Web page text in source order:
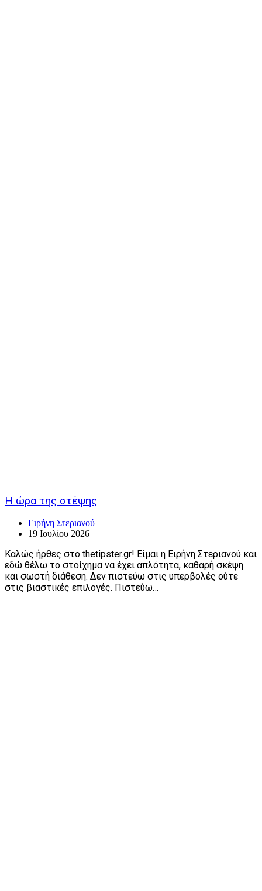
Η ώρα της στέψης
Ειρήνη Στεριανού
19 Ιουλίου 2026
Καλώς ήρθες στο thetipster.gr! Είμαι η Ειρήνη Στεριανού και
εδώ θέλω το στοίχημα να έχει απλότητα, καθαρή σκέψη
και σωστή διάθεση. Δεν πιστεύω στις υπερβολές ούτε
στις βιαστικές επιλογές. Πιστεύω…